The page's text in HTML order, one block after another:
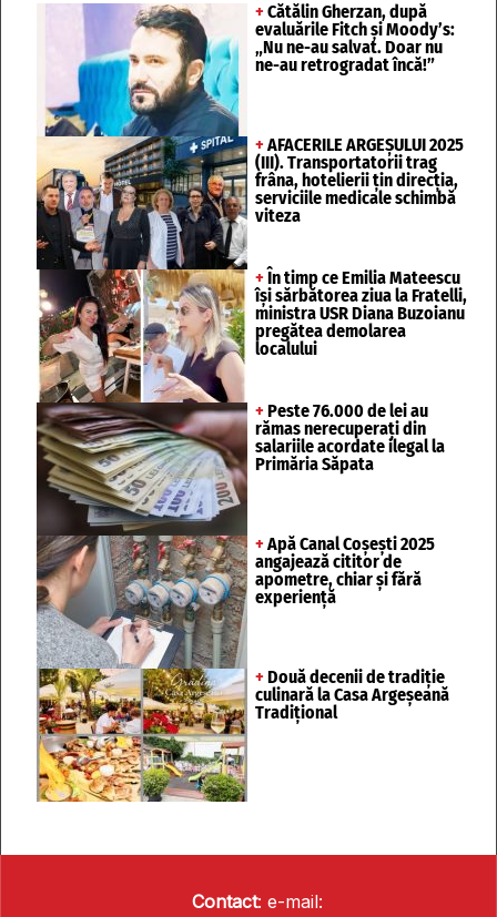
+ Cătălin Gherzan, după
evaluările Fitch și Moody’s:
„Nu ne-au salvat. Doar nu
ne-au retrogradat încă!”
+ AFACERILE ARGEȘULUI 2025
(III). Transportatorii trag
frâna, hotelierii țin direcția,
serviciile medicale schimbă
viteza
+ În timp ce Emilia Mateescu
își sărbătorea ziua la Fratelli,
ministra USR Diana Buzoianu
pregătea demolarea
localului
+ Peste 76.000 de lei au
rămas nerecuperați din
salariile acordate ilegal la
Primăria Săpata
+ Apă Canal Coșești 2025
angajează cititor de
apometre, chiar și fără
experiență
+ Două decenii de tradiție
culinară la Casa Argeșeană
Tradițional
Contact: e-mail: